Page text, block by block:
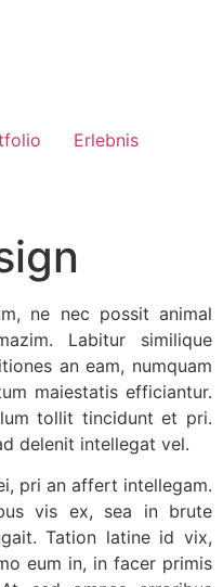
Erlebnis
ne nec possit animal
Labitur similique
an eam, numquam
maiestatis efficiantur.
tollit tincidunt et pri.
delenit intellegat vel.
pri an affert intellegam.
vis ex, sea in brute
Tation latine id vix,
eum in, in facer primis